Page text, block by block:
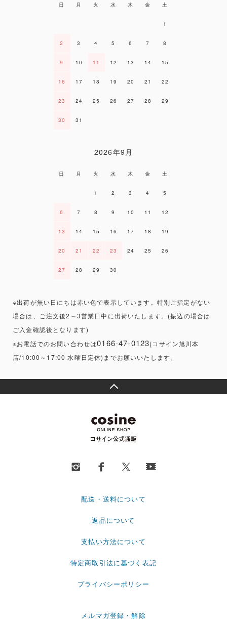
日 月 火 水 木 金 土
1
2 3 4 5 6 7 8
9 10 11 12 13 14 15
16 17 18 19 20 21 22
23 24 25 26 27 28 29
30 31
2026年9月
日 月 火 水 木 金 土
1 2 3 4 5
6 7 8 9 10 11 12
13 14 15 16 17 18 19
20 21 22 23 24 25 26
27 28 29 30
※出荷が無い日にちは赤い色で表示しています。特別ご指定がない
場合は、ご注文後2～3営業日中に出荷いたします。(振込の場合は
ご入金確認後となります)
※お電話でのお問い合わせは0166-47-0123(コサイン旭川本
店/10:00～17:00 水曜日定休)までお願いいたします。
配送・送料について
返品について
支払い方法について
特定商取引法に基づく表記
プライバシーポリシー
メルマガ登録・解除